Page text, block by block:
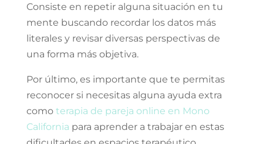
Consiste en repetir alguna situación en tu
mente buscando recordar los datos más
literales y revisar diversas perspectivas de
una forma más objetiva.
Por último, es importante que te permitas
reconocer si necesitas alguna ayuda extra
como terapia de pareja online en Mono
California para aprender a trabajar en estas